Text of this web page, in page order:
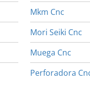
Mkm Cnc
Mori Seiki Cnc
Muega Cnc
Perforadora